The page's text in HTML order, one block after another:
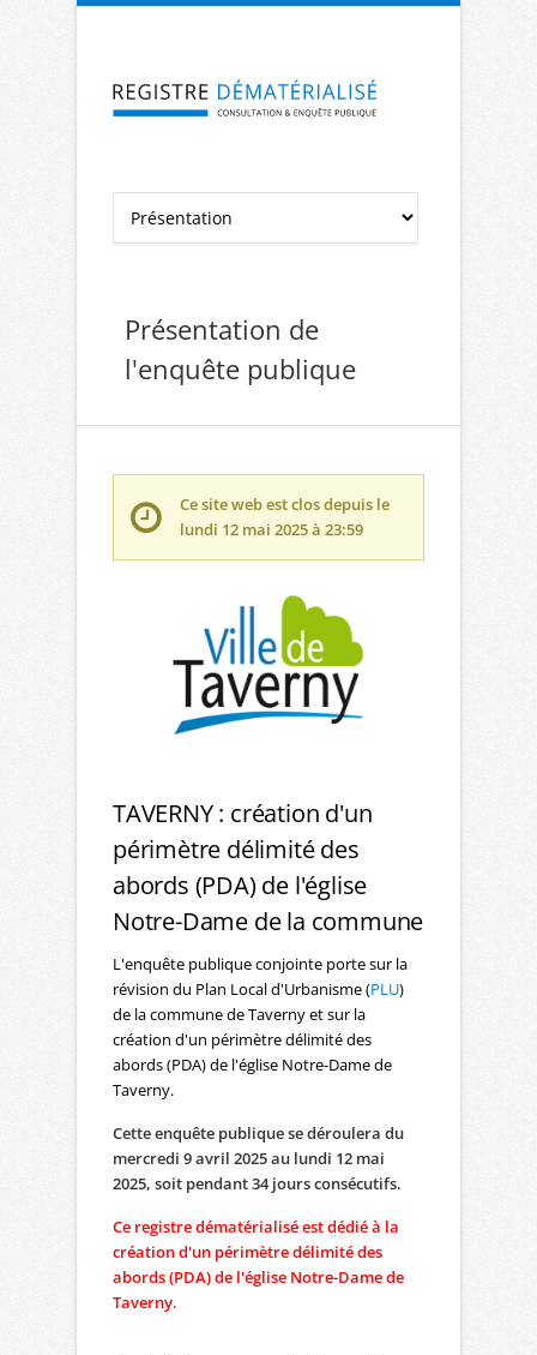
Aller à la navigation Aller au contenu
Présentation de
l'enquête publique
Ce site web est clos depuis le
lundi 12 mai 2025 à 23:59
TAVERNY : création d'un
périmètre délimité des
abords (PDA) de l'église
Notre-Dame de la commune
L'enquête publique conjointe porte sur la
révision du Plan Local d'Urbanisme (PLU)
de la commune de Taverny et sur la
création d'un périmètre délimité des
abords (PDA) de l'église Notre-Dame de
Taverny.
Cette enquête publique se déroulera du
mercredi 9 avril 2025 au lundi 12 mai
2025, soit pendant 34 jours consécutifs.
Ce registre dématérialisé est dédié à la
création d'un périmètre délimité des
abords (PDA) de l'église Notre-Dame de
Taverny.